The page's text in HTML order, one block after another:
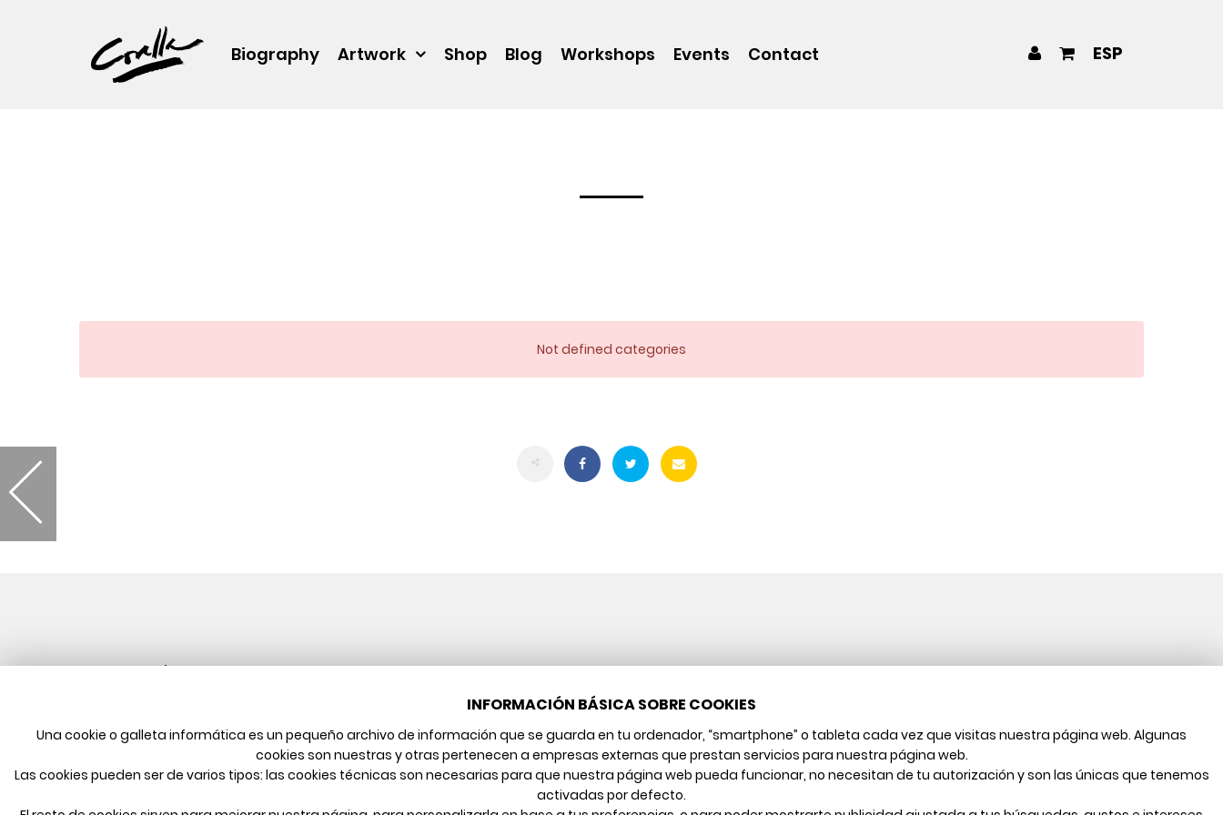
Biography Artwork Shop Blog Workshops Events Contact ESP
Not defined categories
Your safety data
Cookies policy
INFORMACIÓN BÁSICA SOBRE COOKIES
Una cookie o galleta informática es un pequeño archivo de información que se guarda en tu ordenador, “smartphone” o tableta cada vez que visitas nuestra página web. Algunas
cookies son nuestras y otras pertenecen a empresas externas que prestan servicios para nuestra página web.
Las cookies pueden ser de varios tipos: las cookies técnicas son necesarias para que nuestra página web pueda funcionar, no necesitan de tu autorización y son las únicas que tenemos
activadas por defecto.